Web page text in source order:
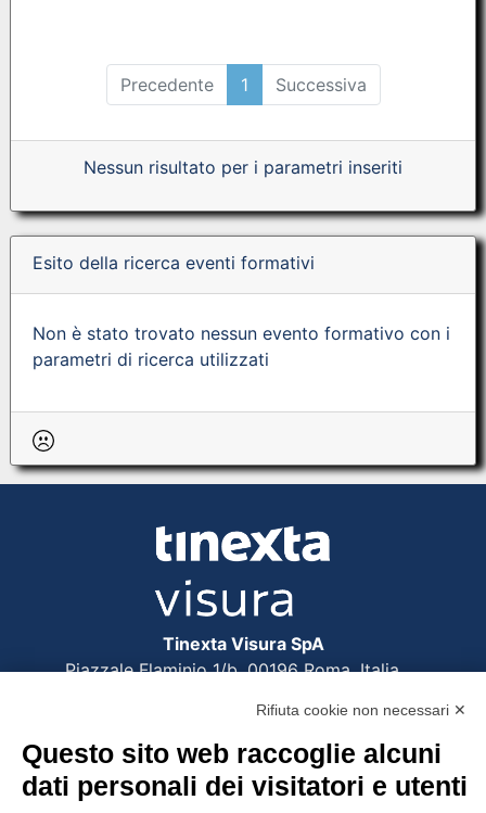
Precedente 1 Successiva
Nessun risultato per i parametri inseriti
Esito della ricerca eventi formativi
Non è stato trovato nessun evento formativo con i
parametri di ricerca utilizzati
Tinexta Visura SpA
Piazzale Flaminio 1/b, 00196 Roma, Italia
Società soggetta alla direzione e coordinamento
di Tinexta SpA
P.IVA 05338771008 REA n. 877679
Rifiuta cookie non necessari ✕
Questo sito web raccoglie alcuni
dati personali dei visitatori e utenti